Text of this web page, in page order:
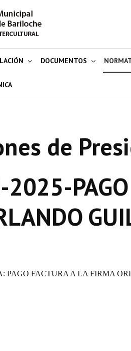
DOCUMENTOS
de
PAGO
PAGO FACTURA A LA FIRMA